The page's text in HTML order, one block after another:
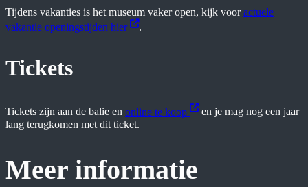
Tijdens vakanties is het museum vaker open, kijk vooractuele
vakantie openingstijden hier
.
Tickets
Tickets zijn aan de balie en online te koop
en je mag nog een jaar
lang terugkomen met dit ticket.
Meer informatie